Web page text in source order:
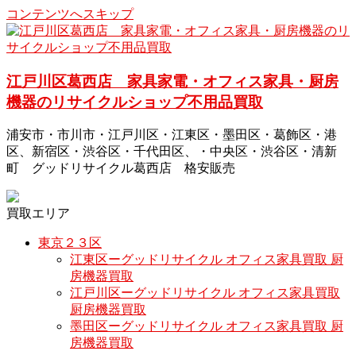
コンテンツへスキップ
江戸川区葛西店 家具家電・オフィス家具・厨房
機器のリサイクルショップ不用品買取
浦安市・市川市・江戸川区・江東区・墨田区・葛飾区・港
区、新宿区・渋谷区・千代田区、・中央区・渋谷区・清新
町 グッドリサイクル葛西店 格安販売
買取エリア
東京２３区
江東区ーグッドリサイクル オフィス家具買取 厨
房機器買取
江戸川区ーグッドリサイクル オフィス家具買取
厨房機器買取
墨田区ーグッドリサイクル オフィス家具買取 厨
房機器買取